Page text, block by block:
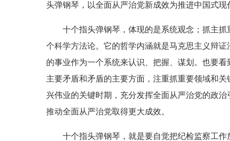
头弹钢琴，以全面从严治党新成效为推进中国式现
十个指头弹钢琴，体现的是系统观念；抓主抓
个科学方法论。它的哲学内涵就是马克思主义辩
的事业作为一个系统来认识、把握、谋划。也要
主要矛盾和矛盾的主要方面，注重抓重要领域和
兴伟业的关键时期，充分发挥全面从严治党的政
推动全面从严治党取得更大成效。
十个指头弹钢琴，就是要自觉把纪检监察工作